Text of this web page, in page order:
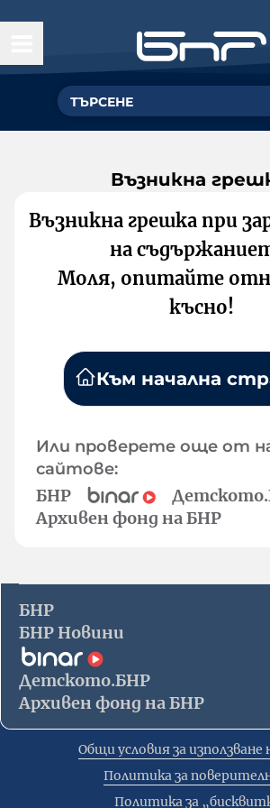
Възникна
Възникна грешка при
на
Моля, опитайте
късно!
Към начална
Или проверете още от
сайтове:
БНР
Архивен фонд на БНР
БНР
БНР Новини
Детското.БНР
Архивен фонд на БНР
Общи условия за използване
Политика за
Политика за